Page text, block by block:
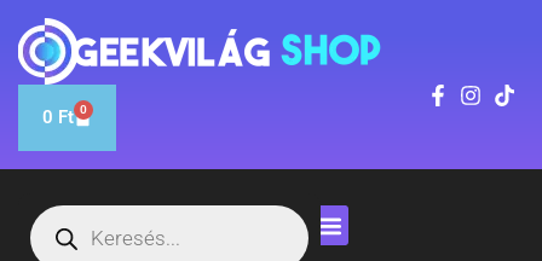
0 Ft 0